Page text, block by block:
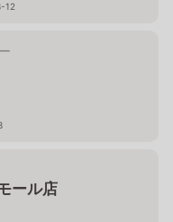
12
ール店